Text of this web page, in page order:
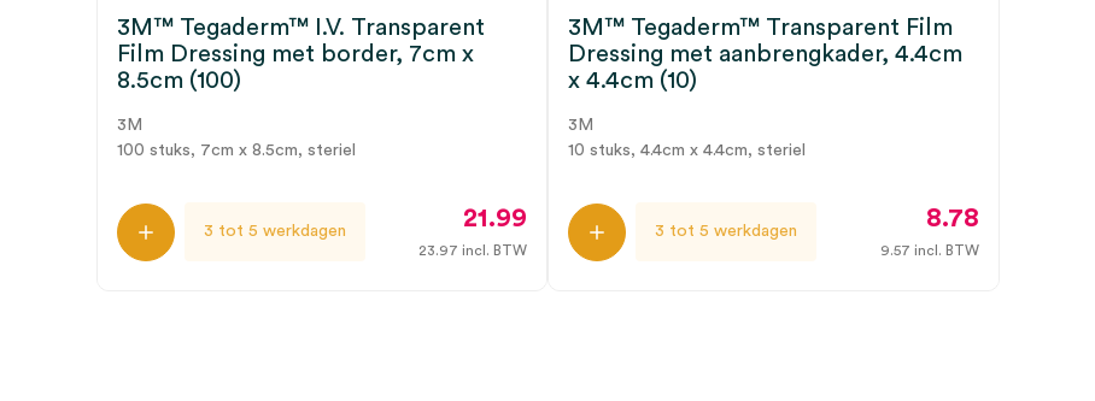
3M™ Tegaderm™ I.V. Transparent
Film Dressing met border, 7cm x
8.5cm (100)
3M
100 stuks, 7cm x 8.5cm, steriel
3 tot 5 werkdagen 21.99
23.97 incl. BTW
3M™ Tegaderm™ Transparent Film
Dressing met aanbrengkader, 4.4cm
x 4.4cm (10)
3M
10 stuks, 4.4cm x 4.4cm, steriel
3 tot 5 werkdagen 8.78
9.57 incl. BTW